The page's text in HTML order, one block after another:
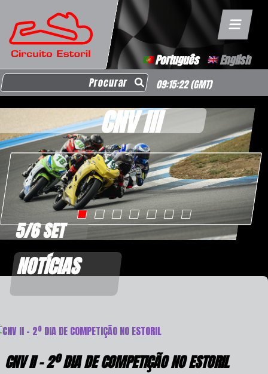
Português English
Search for: 09:15:23(GMT)
CNV III
5/6 SET
NOTÍCIAS
CNV II – 2º DIA DE COMPETIÇÃO NO ESTORIL